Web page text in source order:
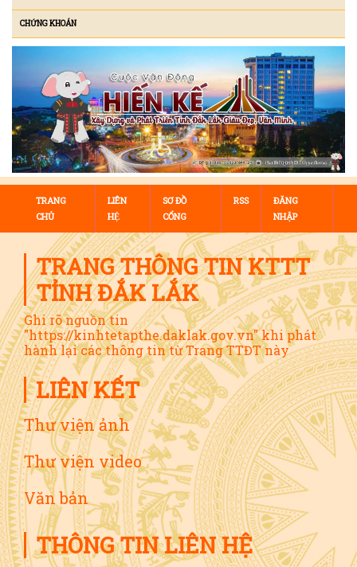
CHỨNG KHOÁN
TRANG
CHỦ
LIÊN
HỆ
SƠ ĐỒ
CỔNG
RSS
ĐĂNG
NHẬP
TRANG THÔNG TIN KTTT
TỈNH ĐẮK LẮK
Ghi rõ nguồn tin
"https://kinhtetapthe.daklak.gov.vn" khi phát
hành lại các thông tin từ Trang TTĐT này
LIÊN KẾT
Thư viện ảnh
Thư viện video
Văn bản
THÔNG TIN LIÊN HỆ